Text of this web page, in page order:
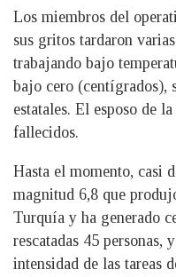
Los miembros del
sus gritos tardaron
trabajando bajo
bajo cero (centígrados),
estatales. El esposo de
fallecidos.
Hasta el momento, casi
magnitud 6,8 que
Turquía y ha generado
rescatadas 45 personas,
intensidad de las tareas